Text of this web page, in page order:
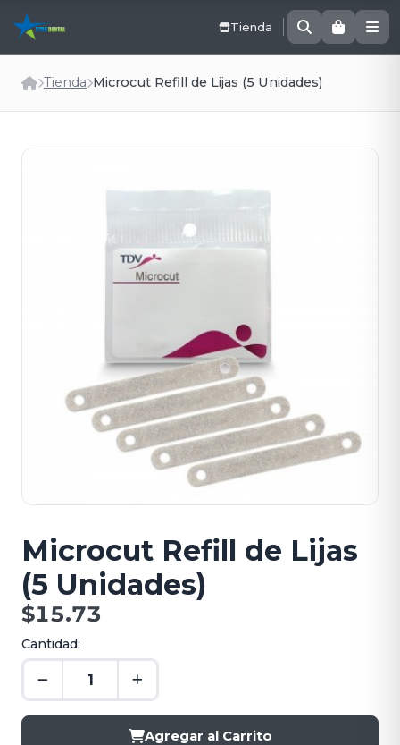
Tienda
Tienda Microcut Refill de Lijas (5 Unidades)
Microcut Refill de Lijas
(5 Unidades)
$15.73
Cantidad:
Agregar al Carrito